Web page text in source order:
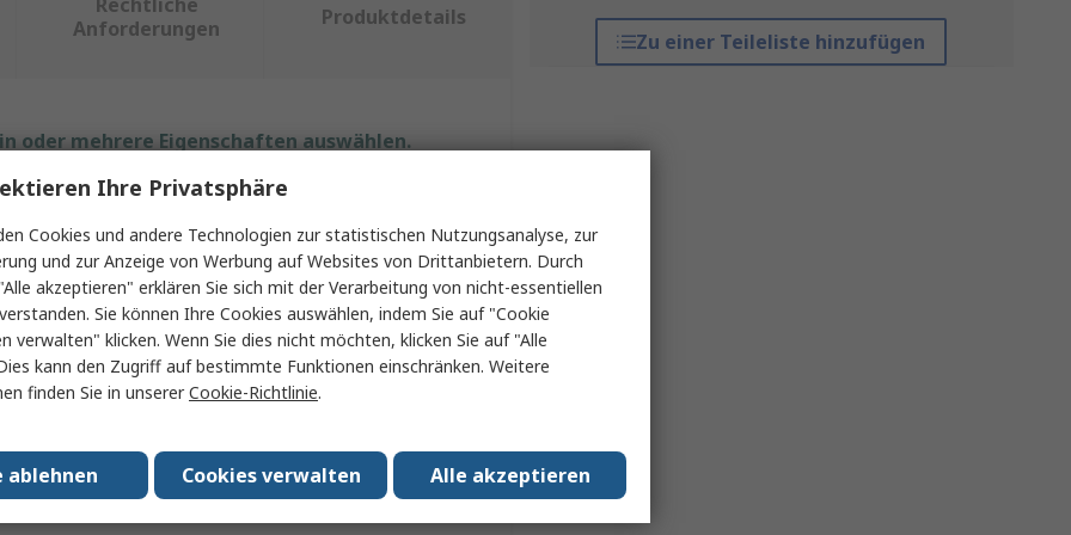
Zu einer Teileliste hinzufügen
Anforderungen
Produktdetails
oder mehrere Eigenschaften auswählen.
RS PRO
412kg
Typ Kordel
Polyester
15mm
1100m
Ihre Privatsphäre
Cookies und andere Technologien zur statistischen Nutzungsanalyse, zur
und zur Anzeige von Werbung auf Websites von Drittanbietern. Durch
akzeptieren" erklären Sie sich mit der Verarbeitung von nicht-essentiellen
Sie können Ihre Cookies auswählen, indem Sie auf "Cookie
verwalten" klicken. Wenn Sie dies nicht möchten, klicken Sie auf "Alle
kann den Zugriff auf bestimmte Funktionen einschränken. Weitere
finden Sie in unsererCookie-Richtlinie.
Alle akzeptieren
Cookies verwalten
ablehnen